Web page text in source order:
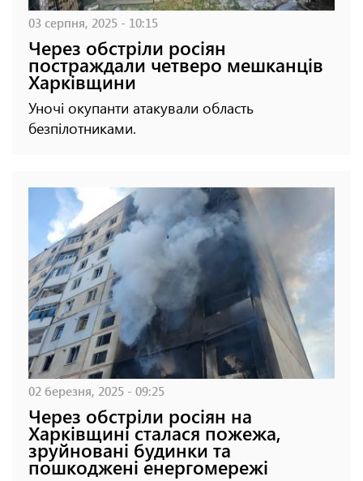
03 серпня, 2025 - 10:15
Через обстріли росіян
постраждали четверо мешканців
Харківщини
Уночі окупанти атакували область
безпілотниками.
02 березня, 2025 - 09:25
Через обстріли росіян на
Харківщині сталася пожежа,
зруйновані будинки та
пошкоджені енергомережі